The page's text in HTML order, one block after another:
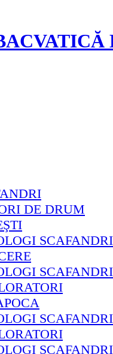
DE DRUM
SCAFANDRI
SCAFANDRI